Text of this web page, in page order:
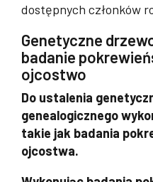
dostępnych członków
Genetyczne
badanie
ojcostwo
Do ustalenia
genealogicznego
takie jak badania
ojcostwa.